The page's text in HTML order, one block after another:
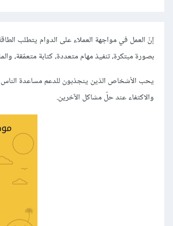
إنّ العمل في مواجهة العملاء على الدوام يتطلب
بصورة مبتكرة، تنفيذ مهام متعددة، كتابة متعمّقة،
يحب الأشخاص الذين ينجذبون للدعم مساعدة الناس
والاكتفاء عند حلّ مشاكل الآخرين.